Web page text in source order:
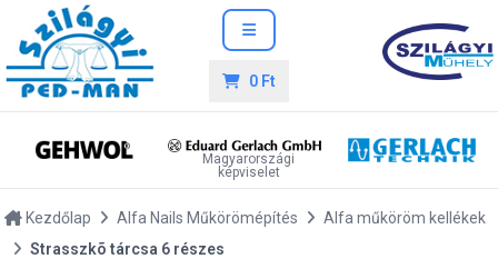
0 Ft
Magyarországi
képviselet
Kezdőlap Alfa Nails Műkörömépítés
Alfa műköröm kellékek
Strasszkõ tárcsa 6 részes